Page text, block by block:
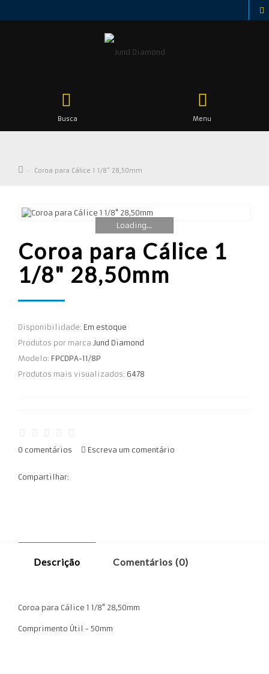
Menu
Busca
Coroa para Cálice 1 1/8" 28,50mm
Loading...
Coroa para Cálice 1
1/8" 28,50mm
Disponibilidade: Em estoque
Produtos por marca Jund Diamond
Modelo: FPCDPA-11/8P
Produtos mais visualizados: 6478
0 comentários Escreva um comentário
Compartilhar:
Descrição Comentários (0)
Coroa para Cálice 1 1/8" 28,50mm
Comprimento Útil - 50mm